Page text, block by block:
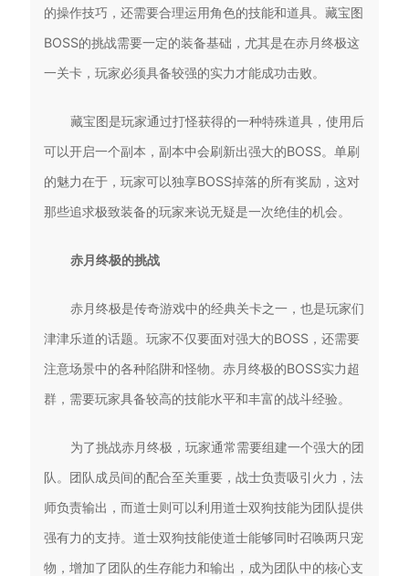
的操作技巧，还需要合理运用角色的技能和道具。藏宝图
BOSS的挑战需要一定的装备基础，尤其是在赤月终极这
一关卡，玩家必须具备较强的实力才能成功击败。
藏宝图是玩家通过打怪获得的一种特殊道具，使用后
可以开启一个副本，副本中会刷新出强大的BOSS。单刷
的魅力在于，玩家可以独享BOSS掉落的所有奖励，这对
那些追求极致装备的玩家来说无疑是一次绝佳的机会。
赤月终极的挑战
赤月终极是传奇游戏中的经典关卡之一，也是玩家们
津津乐道的话题。玩家不仅要面对强大的BOSS，还需要
注意场景中的各种陷阱和怪物。赤月终极的BOSS实力超
群，需要玩家具备较高的技能水平和丰富的战斗经验。
为了挑战赤月终极，玩家通常需要组建一个强大的团
队。团队成员间的配合至关重要，战士负责吸引火力，法
师负责输出，而道士则可以利用道士双狗技能为团队提供
强有力的支持。道士双狗技能使道士能够同时召唤两只宠
物，增加了团队的生存能力和输出，成为团队中的核心支